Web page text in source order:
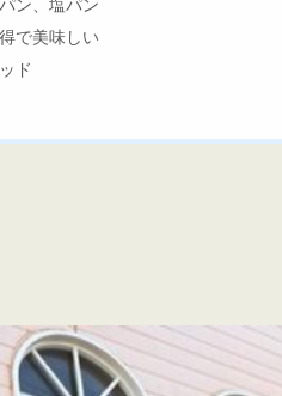
ン、塩パン
で美味しい
ド